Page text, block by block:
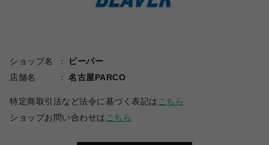
ショップ名
ビーバー
店舗名
名古屋PARCO
特定商取引法など法令に基づく表記は こちら
ショップお問い合わせは こちら